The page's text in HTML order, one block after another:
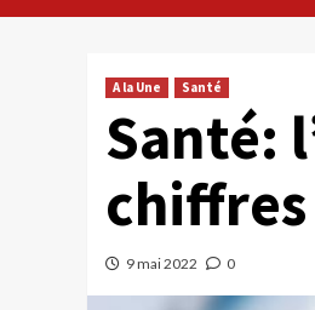
A la Une Santé
Santé:
chiffres
9 mai 2022 0